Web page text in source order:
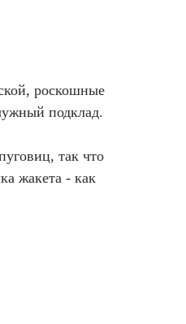
роскошные
подклад.
так что
жакета - как